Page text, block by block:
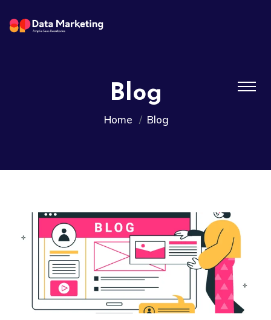
Blog
Home Blog